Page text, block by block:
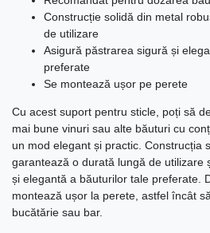
Construcție solidă din metal
de utilizare
Asigură păstrarea sigură și
preferate
Se montează ușor pe perete
Cu acest suport pentru sticle, poți să
mai bune vinuri sau alte băuturi cu
un mod elegant și practic. Construcția
garantează o durată lungă de utilizare
și elegantă a băuturilor tale preferate.
montează ușor la perete, astfel încât
bucătărie sau bar.